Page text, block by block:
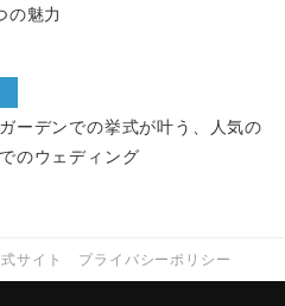
の魅力
ーデンでの挙式が叶う、人気の
のウェディング
サイト プライバシーポリシー